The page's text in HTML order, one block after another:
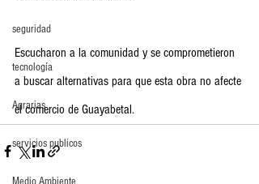
seguridad
tecnología
Agrarias
servicios publicos
Escucharon a la comunidad y se comprometieron
a buscar alternativas para que esta obra no afecte
el comercio de Guayabetal.